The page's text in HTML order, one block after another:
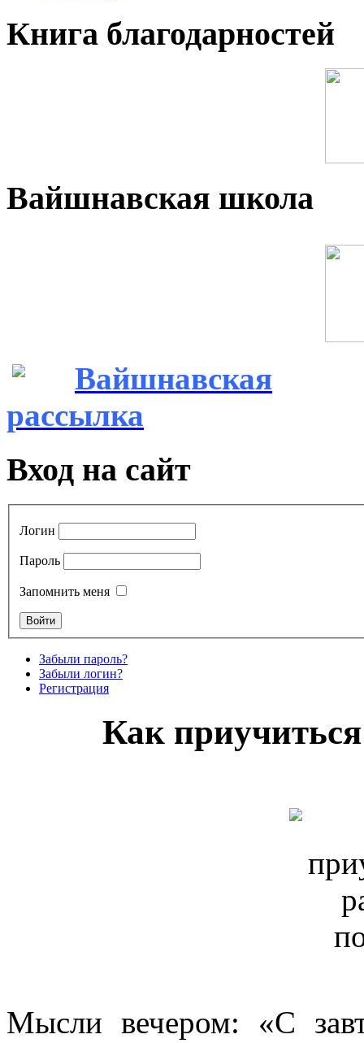
Книга благодарностей
Вайшнавская школа
Вайшнавская
рассылка
Вход на сайт
Логин
Пароль
Запомнить меня
Забыли пароль?
Забыли логин?
Регистрация
Как
Мысли вечером: «С